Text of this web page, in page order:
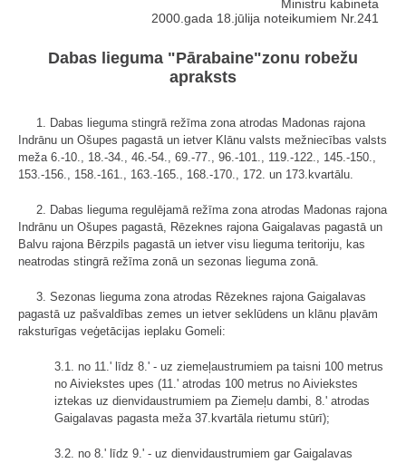
Ministru kabineta
2000.gada 18.jūlija noteikumiem Nr.241
Dabas lieguma "Pārabaine"zonu robežu
apraksts
1. Dabas lieguma stingrā režīma zona atrodas Madonas rajona
Indrānu un Ošupes pagastā un ietver Klānu valsts mežniecības valsts
meža 6.-10., 18.-34., 46.-54., 69.-77., 96.-101., 119.-122., 145.-150.,
153.-156., 158.-161., 163.-165., 168.-170., 172. un 173.kvartālu.
2. Dabas lieguma regulējamā režīma zona atrodas Madonas rajona
Indrānu un Ošupes pagastā, Rēzeknes rajona Gaigalavas pagastā un
Balvu rajona Bērzpils pagastā un ietver visu lieguma teritoriju, kas
neatrodas stingrā režīma zonā un sezonas lieguma zonā.
3. Sezonas lieguma zona atrodas Rēzeknes rajona Gaigalavas
pagastā uz pašvaldības zemes un ietver seklūdens un klānu pļavām
raksturīgas veģetācijas ieplaku Gomeli:
3.1. no 11.' līdz 8.' - uz ziemeļaustrumiem pa taisni 100 metrus
no Aiviekstes upes (11.' atrodas 100 metrus no Aiviekstes
iztekas uz dienvidaustrumiem pa Ziemeļu dambi, 8.' atrodas
Gaigalavas pagasta meža 37.kvartāla rietumu stūrī);
3.2. no 8.' līdz 9.' - uz dienvidaustrumiem gar Gaigalavas